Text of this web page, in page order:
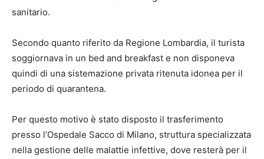
sanitario.
Secondo quanto riferito da Regione Lombardia, il turista
soggiornava in un bed and breakfast e non disponeva
quindi di una sistemazione privata ritenuta idonea per il
periodo di quarantena.
Per questo motivo è stato disposto il trasferimento
presso l’Ospedale Sacco di Milano, struttura specializzata
nella gestione delle malattie infettive, dove resterà per il